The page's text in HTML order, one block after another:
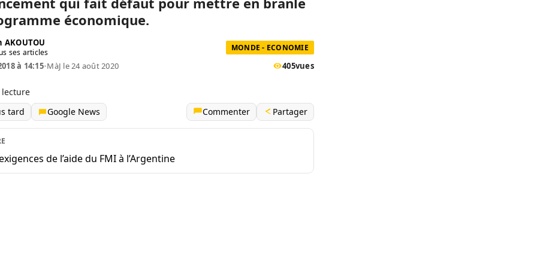
économique.
AKOUTOU
ses articles MONDE - ECONOMIE
à 14:15•MàJ le 24 août 2020 405vues
tard
Google News Commenter Partager
de l’aide du FMI à l’Argentine